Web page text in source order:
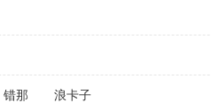
错那 浪卡子